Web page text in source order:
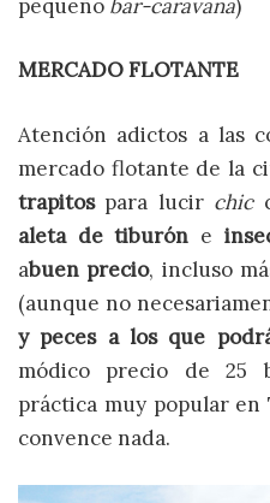
pequeño bar-caravana)
MERCADO FLOTANTE
Atención adictos a las
mercado flotante de la
trapitospara lucir chic
aleta de tiburón e
abuen precio, incluso
(aunque no
y peces a los que
módico precio de 25
práctica muy popular en
convence nada.